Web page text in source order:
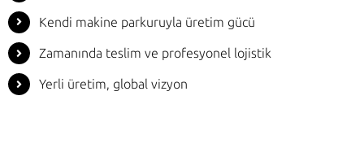
Kendi makine parkuruyla üretim gücü
Zamanında teslim ve profesyonel lojistik
Yerli üretim, global vizyon